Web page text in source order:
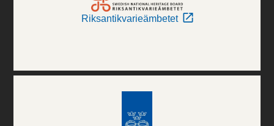
Riksantikvarieämbetet